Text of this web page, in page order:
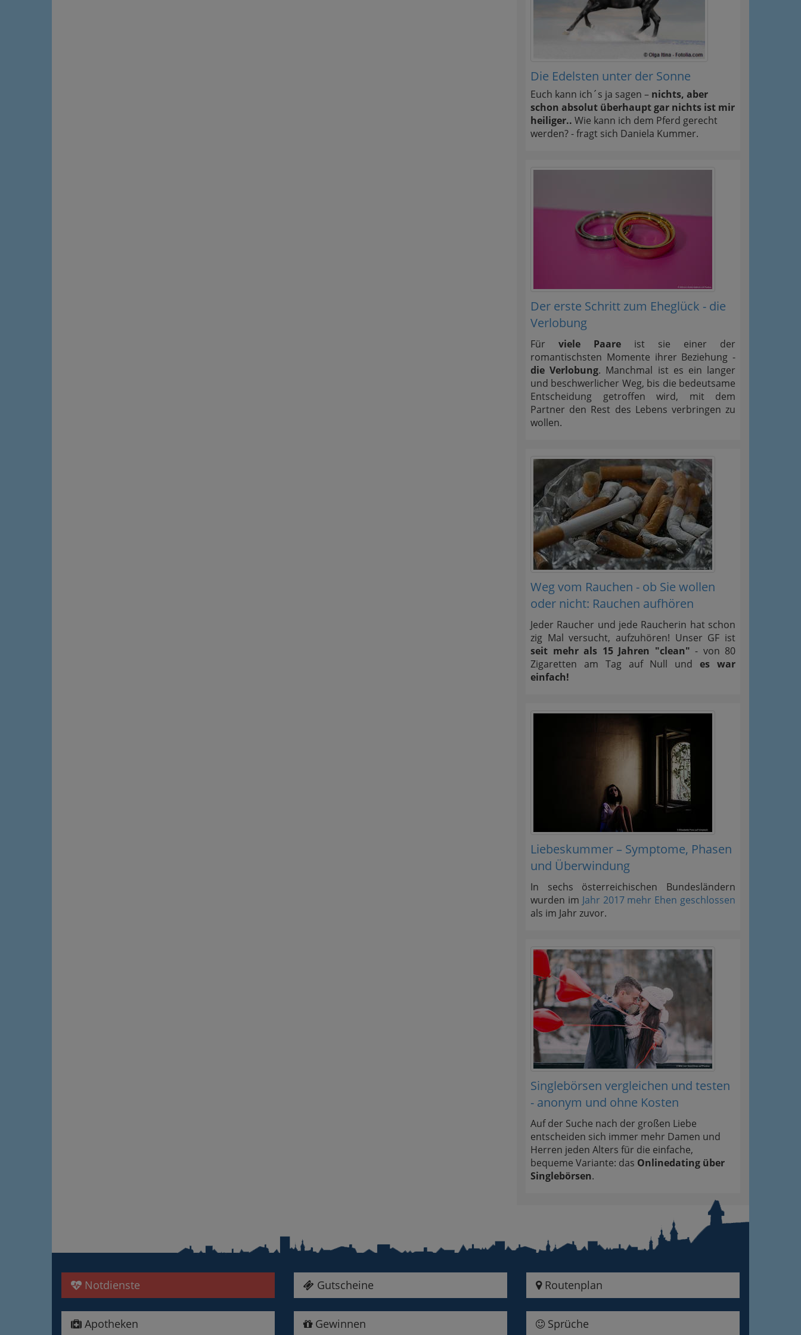
Die Edelsten unter der Sonne
Euch kann ich´s ja sagen – nichts, aber
schon absolut überhaupt gar nichts ist mir
heiliger.. Wie kann ich dem Pferd gerecht
werden? - fragt sich Daniela Kummer.
Der erste Schritt zum Eheglück - die
Verlobung
Für viele Paare ist sie einer der
romantischsten Momente ihrer Beziehung -
die Verlobung. Manchmal ist es ein langer
und beschwerlicher Weg, bis die bedeutsame
Entscheidung getroffen wird, mit dem
Partner den Rest des Lebens verbringen zu
wollen.
Weg vom Rauchen - ob Sie wollen
oder nicht: Rauchen aufhören
Jeder Raucher und jede Raucherin hat schon
zig Mal versucht, aufzuhören! Unser GF ist
seit mehr als 15 Jahren "clean" - von 80
Zigaretten am Tag auf Null undes war
einfach!
Liebeskummer – Symptome, Phasen
und Überwindung
In sechs österreichischen Bundesländern
wurden im Jahr 2017 mehr Ehen geschlossen
als im Jahr zuvor.
Singlebörsen vergleichen und testen
- anonym und ohne Kosten
Auf der Suche nach der großen Liebe
entscheiden sich immer mehr Damen und
Herren jeden Alters für die einfache,
bequeme Variante: das Onlinedating über
Singlebörsen.
Notdienste
Apotheken
Gutscheine
Gewinnen
Routenplan
Sprüche